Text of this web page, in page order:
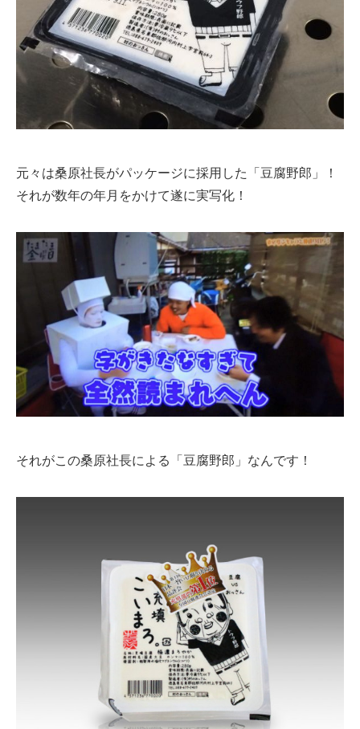
元々は桑原社長がパッケージに採用した「豆腐野郎」！
それが数年の年月をかけて遂に実写化！
それがこの桑原社長による「豆腐野郎」なんです！